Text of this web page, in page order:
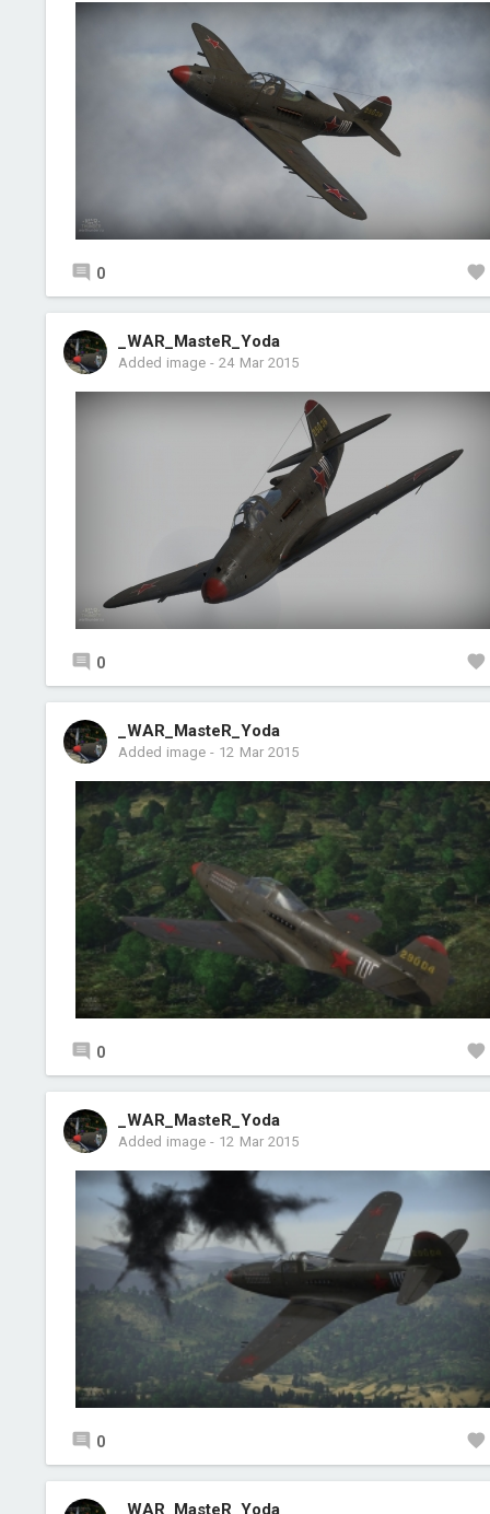
0
_WAR_MasteR_Yoda
Added image-24 Mar 2015
0
_WAR_MasteR_Yoda
Added image- 12 Mar 2015
0
_WAR_MasteR_Yoda
Added image- 12 Mar 2015
0
_WAR_MasteR_Yoda